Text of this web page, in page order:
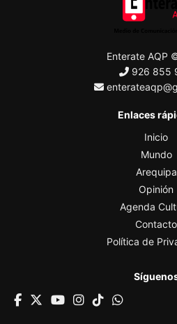
Enterate AQP
926 855
Enlaces
Inicio
Mundo
Arequipa
Opinión
Agenda
Contacto
Política de